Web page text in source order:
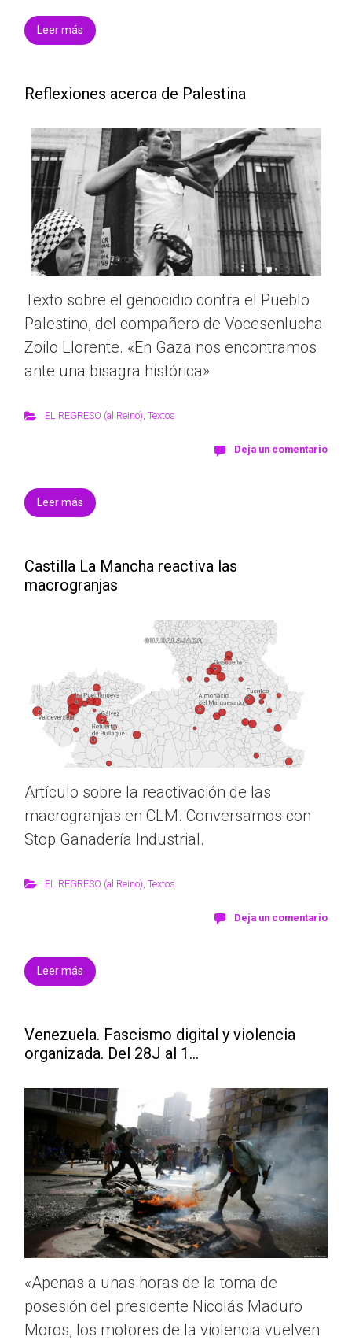
Leer más
Reflexiones acerca de Palestina
Texto sobre el genocidio contra el Pueblo
Palestino, del compañero de Vocesenlucha
Zoilo Llorente. «En Gaza nos encontramos
ante una bisagra histórica»
EL REGRESO (al Reino), Textos
Deja un comentario
Leer más
Castilla La Mancha reactiva las
macrogranjas
Artículo sobre la reactivación de las
macrogranjas en CLM. Conversamos con
Stop Ganadería Industrial.
EL REGRESO (al Reino) Textos
Deja un comentario
Leer más
Venezuela. Fascismo digital y violencia
organizada. Del 28J al 1...
«Apenas a unas horas de la toma de
posesión del presidente Nicolás Maduro
Moros, los motores de la violencia vuelven